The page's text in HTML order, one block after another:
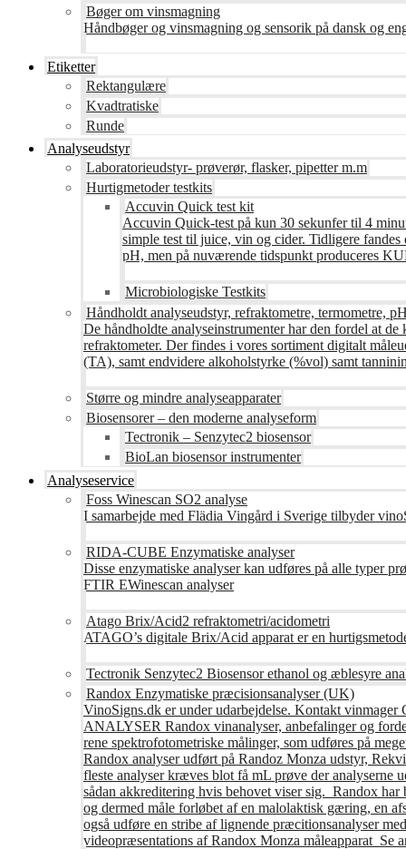
Bøger om vinsmagning
Håndbøger og vinsmagning og sensorik på dansk og
Etiketter
Rektangulære
Kvadtratiske
Runde
Analyseudstyr
Laboratorieudstyr- prøverør, flasker, pipetter m.m
Hurtigmetoder testkits
Accuvin Quick test kit
Accuvin Quick-test på kun 30 sekunfer til 4
simple test til juice, vin og cider. Tidligere
pH, men på nuværende tidspunkt produceres
Microbiologiske Testkits
Håndholdt analyseudstyr, refraktometre, termometre,
De håndholdte analyseinstrumenter har den fordel at
refraktometer. Der findes i vores sortiment digitalt
(TA), samt endvidere alkoholstyrke (%vol) samt
Større og mindre analyseapparater
Biosensorer – den moderne analyseform
Tectronik – Senzytec2 biosensor
BioLan biosensor instrumenter
Analyseservice
Foss Winescan SO2 analyse
I samarbejde med Flädia Vingård i Sverige tilbyder
RIDA-CUBE Enzymatiske analyser
Disse enzymatiske analyser kan udføres på alle typer
FTIR EWinescan analyser
Atago Brix/Acid2 refraktometri/acidometri
ATAGO’s digitale Brix/Acid apparat er en
Tectronik Senzytec2 Biosensor ethanol og æblesyre
Randox Enzymatiske præcisionsanalyser (UK)
VinoSigns.dk er under udarbejdelse. Kontakt
ANALYSER Randox vinanalyser, anbefalinger og
rene spektrofotometriske målinger, som udføres på
Randox analyser udført på Randoz Monza udstyr,
fleste analyser kræves blot få mL prøve der analyserne
sådan akkreditering hvis behovet viser sig. Randox
og dermed måle forløbet af en malolaktisk gæring, en
også udføre en stribe af lignende præcitionsanalyser
videopræsentations af Randox Monza måleapparat